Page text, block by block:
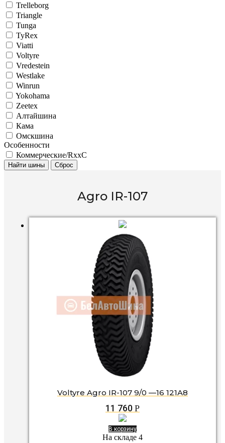
Trelleborg
Triangle
Tunga
TyRex
Viatti
Voltyre
Vredestein
Westlake
Winrun
Yokohama
Zeetex
Алтайшина
Кама
Омскшина
Особенности
Коммерческие/RxxC
Найти шины Сброс
Agro IR-107
Voltyre Agro IR-107 9/0 —16 121A8
11 760 Р
В корзину
На складе 4